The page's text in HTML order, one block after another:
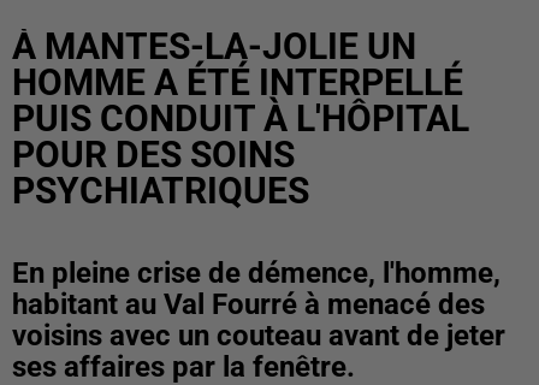
À MANTES-LA-JOLIE UN
HOMME A ÉTÉ INTERPELLÉ
PUIS CONDUIT À L'HÔPITAL
POUR DES SOINS
PSYCHIATRIQUES
En pleine crise de démence, l'homme,
habitant au Val Fourré à menacé des
voisins avec un couteau avant de jeter
ses affaires par la fenêtre.